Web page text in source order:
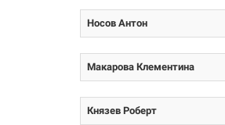
Материал трубы:
Размер трубы:
Носов Антон
Макарова Клементина
Князев Роберт